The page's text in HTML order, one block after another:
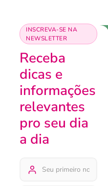
INSCREVA-SE NA
NEWSLETTER
Receba
dicas e
informações
relevantes
pro seu dia
a dia